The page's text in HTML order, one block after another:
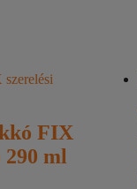
FIX
290 ml